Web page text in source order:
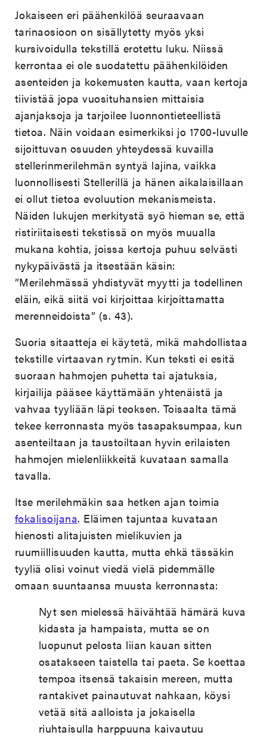
Jokaiseen eri päähenkilöä seuraavaan
tarinaosioon on sisällytetty myös yksi
kursivoidulla tekstillä erotettu luku. Niissä
kerrontaa ei ole suodatettu päähenkilöiden
asenteiden ja kokemusten kautta, vaan kertoja
tiivistää jopa vuosituhansien mittaisia
ajanjaksoja ja tarjoilee luonnontieteellistä
tietoa. Näin voidaan esimerkiksi jo 1700-luvulle
sijoittuvan osuuden yhteydessä kuvailla
stellerinmerilehmän syntyä lajina, vaikka
luonnollisesti Stellerillä ja hänen aikalaisillaan
ei ollut tietoa evoluution mekanismeista.
Näiden lukujen merkitystä syö hieman se, että
ristiriitaisesti tekstissä on myös muualla
mukana kohtia, joissa kertoja puhuu selvästi
nykypäivästä ja itsestään käsin:
”Merilehmässä yhdistyvät myytti ja todellinen
eläin, eikä siitä voi kirjoittaa kirjoittamatta
merenneidoista” (s. 43).
Suoria sitaatteja ei käytetä, mikä mahdollistaa
tekstille virtaavan rytmin. Kun teksti ei esitä
suoraan hahmojen puhetta tai ajatuksia,
kirjailija pääsee käyttämään yhtenäistä ja
vahvaa tyyliään läpi teoksen. Toisaalta tämä
tekee kerronnasta myös tasapaksumpaa, kun
asenteiltaan ja taustoiltaan hyvin erilaisten
hahmojen mielenliikkeitä kuvataan samalla
tavalla.
Itse merilehmäkin saa hetken ajan toimia
fokalisoijana. Eläimen tajuntaa kuvataan
hienosti alitajuisten mielikuvien ja
ruumiillisuuden kautta, mutta ehkä tässäkin
tyyliä olisi voinut viedä vielä pidemmälle
omaan suuntaansa muusta kerronnasta:
Nyt sen mielessä häivähtää hämärä kuva
kidasta ja hampaista, mutta se on
luopunut pelosta liian kauan sitten
osatakseen taistella tai paeta. Se koettaa
tempoa itsensä takaisin mereen, mutta
rantakivet painautuvat nahkaan, köysi
vetää sitä aalloista ja jokaisella
riuhtaisulla harppuuna kaivautuu